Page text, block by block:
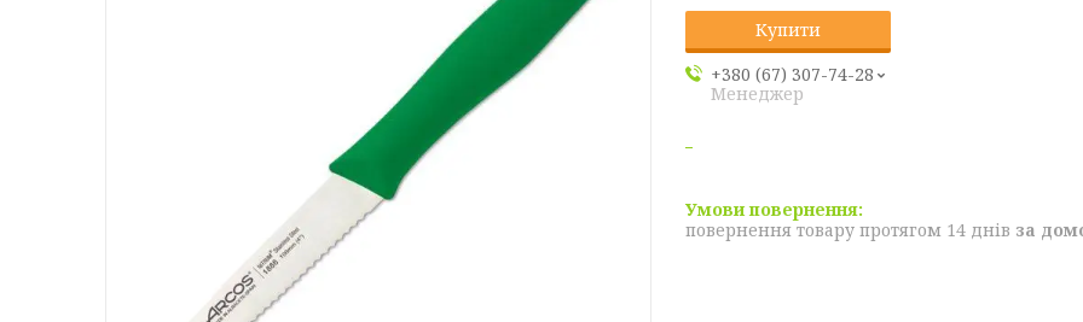
Купити
+380 (67) 307-74-28
Менеджер
повернення товару протягом 14 днів за